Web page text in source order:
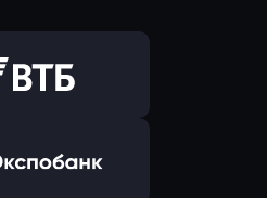
в ВТБ